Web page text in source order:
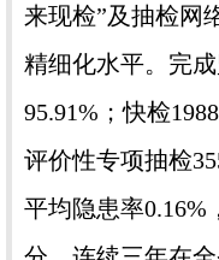
来现检”及抽检网
精细化水平。完
95.91%；快检
评价性专项抽检
平均隐患率0.16%